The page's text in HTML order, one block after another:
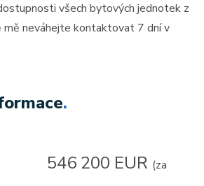
všech bytových jednotek z
mě neváhejte kontaktovat 7 dní v
.
546 200 EUR (za